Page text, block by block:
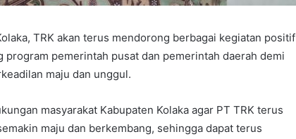
TRK akan terus mendorong berbagai kegiatan positif
pemerintah pusat dan pemerintah daerah demi
maju dan unggul.
masyarakat Kabupaten Kolaka agar PT TRK terus
maju dan berkembang, sehingga dapat terus